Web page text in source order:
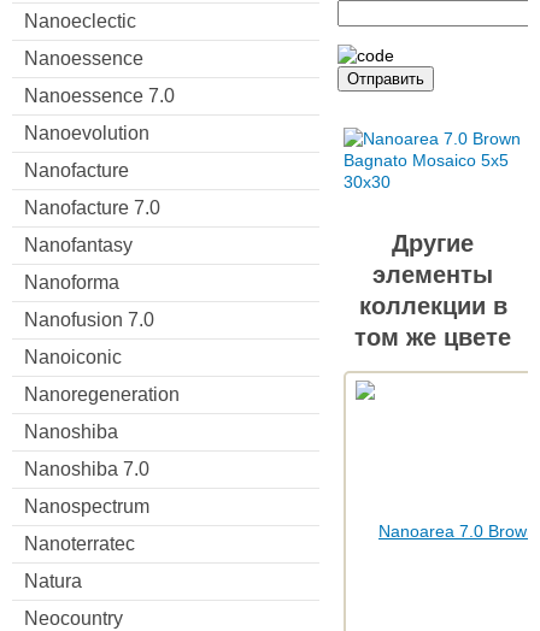
Nanoeclectic
Nanoessence
Nanoessence 7.0
Nanoevolution
Nanofacture
Nanofacture 7.0
Nanofantasy
Nanoforma
Nanofusion 7.0
Nanoiconic
Nanoregeneration
Nanoshiba
Nanoshiba 7.0
Nanospectrum
Nanoterratec
Natura
Neocountry
Отправить
Другие
элементы
коллекции в
том же цвете